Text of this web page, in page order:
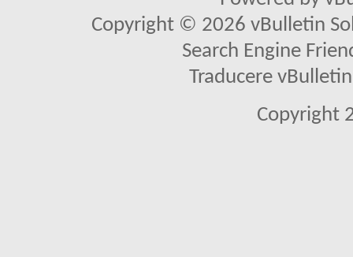
Copyright © 2026 vBulletin
Search Engine
Traducere
Copyright